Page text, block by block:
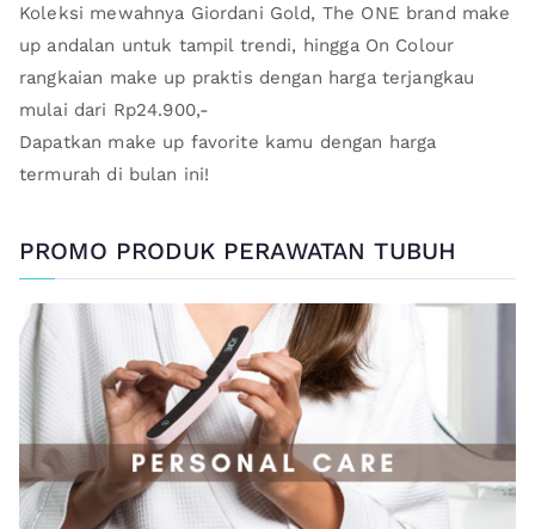
Koleksi mewahnya Giordani Gold, The ONE brand make
up andalan untuk tampil trendi, hingga On Colour
rangkaian make up praktis dengan harga terjangkau
mulai dari Rp24.900,-
Dapatkan make up favorite kamu dengan harga
termurah di bulan ini!
PROMO PRODUK PERAWATAN TUBUH